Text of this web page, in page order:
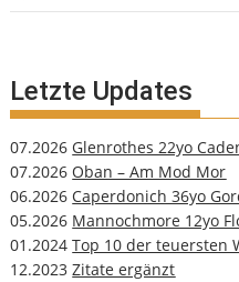
Letzte Updates
07.2026 Glenrothes 22yo
07.2026 Oban – Am Mod Mor
06.2026 Caperdonich 36yo
05.2026 Mannochmore 12yo
01.2024Top 10 der teuersten
12.2023Zitate ergänzt